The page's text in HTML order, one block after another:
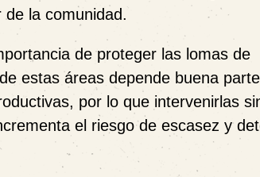
la comunidad.
de proteger las lomas de
estas áreas depende buena parte
por lo que intervenirlas
el riesgo de escasez y